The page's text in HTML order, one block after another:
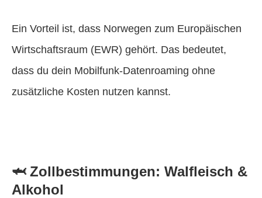
Ein Vorteil ist, dass Norwegen zum Europäischen
Wirtschaftsraum (EWR) gehört. Das bedeutet,
dass du dein Mobilfunk-Datenroaming ohne
zusätzliche Kosten nutzen kannst.
🦈 Zollbestimmungen: Walfleisch &
Alkohol